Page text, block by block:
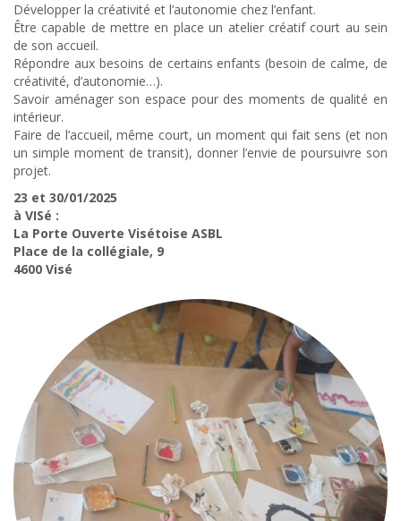
Développer la créativité et l’autonomie chez l’enfant.
Être capable de mettre en place un atelier créatif court au sein
de son accueil.
Répondre aux besoins de certains enfants (besoin de calme, de
créativité, d’autonomie…).
Savoir aménager son espace pour des moments de qualité en
intérieur.
Faire de l’accueil, même court, un moment qui fait sens (et non
un simple moment de transit), donner l’envie de poursuivre son
projet.
23 et 30/01/2025
à VISé :
La Porte Ouverte Visétoise ASBL
Place de la collégiale, 9
4600 Visé